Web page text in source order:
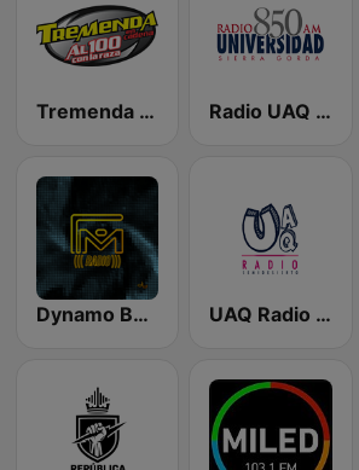
Tremenda 89.3 FM Radio UAQ 850 AM
Dynamo Baja Radio UAQ Radio Semidesierto